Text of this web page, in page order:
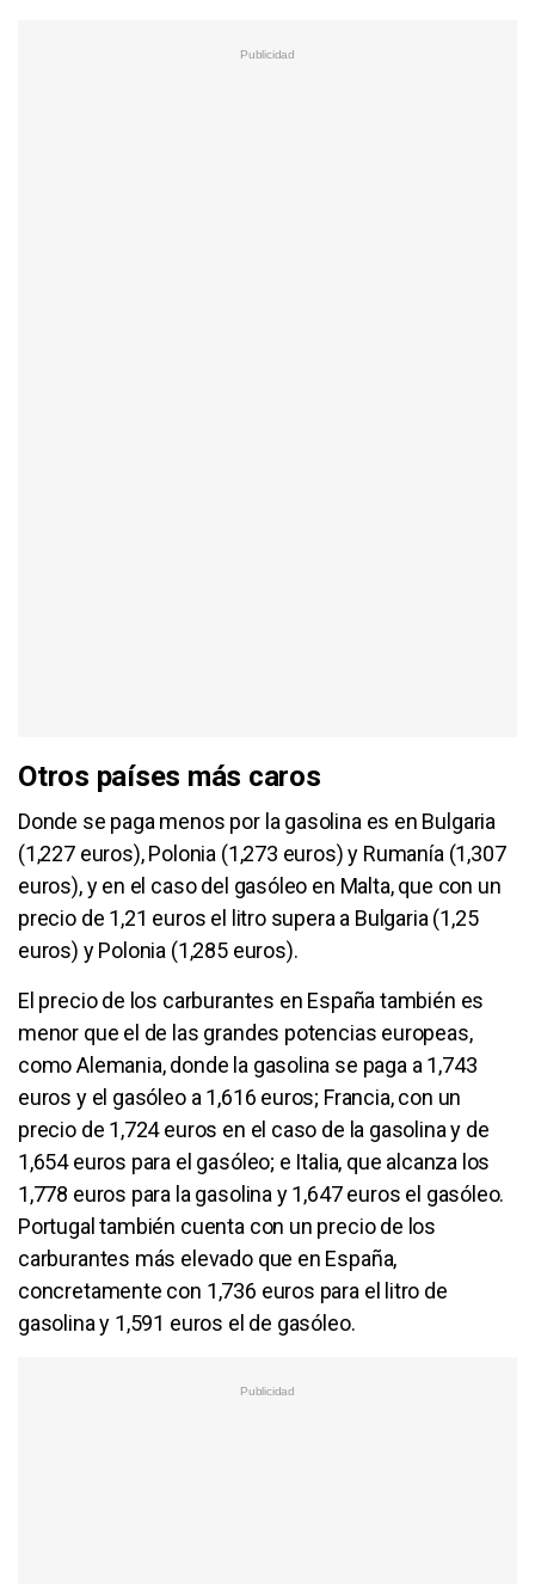
Otros países más caros
Donde se paga menos por la gasolina es en Bulgaria
(1,227 euros), Polonia (1,273 euros) y Rumanía (1,307
euros), y en el caso del gasóleo en Malta, que con un
precio de 1,21 euros el litro supera a Bulgaria (1,25
euros) y Polonia (1,285 euros).
El precio de los carburantes en España también es
menor que el de las grandes potencias europeas,
como Alemania, donde la gasolina se paga a 1,743
euros y el gasóleo a 1,616 euros; Francia, con un
precio de 1,724 euros en el caso de la gasolina y de
1,654 euros para el gasóleo; e Italia, que alcanza los
1,778 euros para la gasolina y 1,647 euros el gasóleo.
Portugal también cuenta con un precio de los
carburantes más elevado que en España,
concretamente con 1,736 euros para el litro de
gasolina y 1,591 euros el de gasóleo.